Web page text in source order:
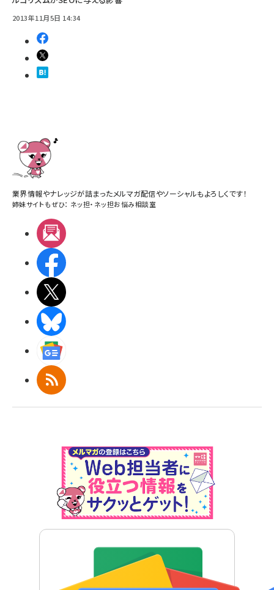
2013年11月5日 14:34
業界情報やナレッジが詰まったメルマガ配信やソーシャルもよろしくです！
姉妹サイトもぜひ： ネッ担・ ネッ担お悩み相談室
RSS